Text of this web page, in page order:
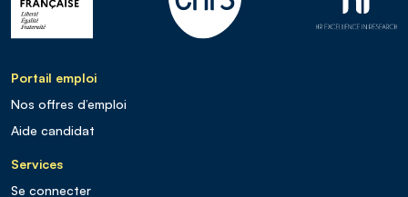
Portail emploi
Nos offres d’emploi
Aide candidat
Services
Se connecter